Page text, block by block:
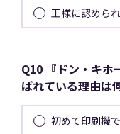
王様に認めら
Q10 『ドン・キホ
ばれている理由は
初めて印刷機